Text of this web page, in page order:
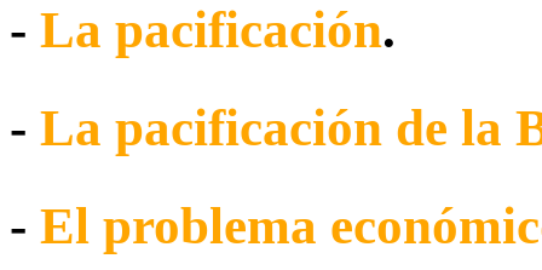
- La pacificación.
- La pacificación de la
- El problema